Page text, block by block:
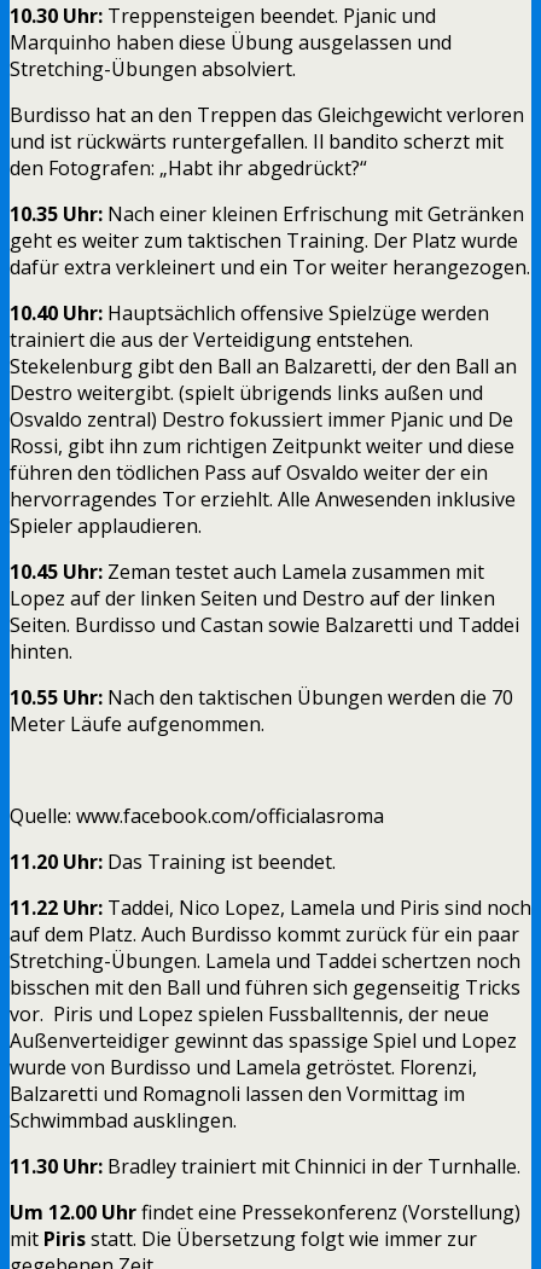
10.30 Uhr: Treppensteigen beendet. Pjanic und
Marquinho haben diese Übung ausgelassen und
Stretching-Übungen absolviert.
Burdisso hat an den Treppen das Gleichgewicht verloren
und ist rückwärts runtergefallen. Il bandito scherzt mit
den Fotografen: „Habt ihr abgedrückt?“
10.35 Uhr: Nach einer kleinen Erfrischung mit Getränken
geht es weiter zum taktischen Training. Der Platz wurde
dafür extra verkleinert und ein Tor weiter herangezogen.
10.40 Uhr: Hauptsächlich offensive Spielzüge werden
trainiert die aus der Verteidigung entstehen.
Stekelenburg gibt den Ball an Balzaretti, der den Ball an
Destro weitergibt. (spielt übrigends links außen und
Osvaldo zentral) Destro fokussiert immer Pjanic und De
Rossi, gibt ihn zum richtigen Zeitpunkt weiter und diese
führen den tödlichen Pass auf Osvaldo weiter der ein
hervorragendes Tor erziehlt. Alle Anwesenden inklusive
Spieler applaudieren.
10.45 Uhr: Zeman testet auch Lamela zusammen mit
Lopez auf der linken Seiten und Destro auf der linken
Seiten. Burdisso und Castan sowie Balzaretti und Taddei
hinten.
10.55 Uhr: Nach den taktischen Übungen werden die 70
Meter Läufe aufgenommen.
Quelle: www.facebook.com/officialasroma
11.20 Uhr: Das Training ist beendet.
11.22 Uhr: Taddei, Nico Lopez, Lamela und Piris sind noch
auf dem Platz. Auch Burdisso kommt zurück für ein paar
Stretching-Übungen. Lamela und Taddei schertzen noch
bisschen mit den Ball und führen sich gegenseitig Tricks
vor. Piris und Lopez spielen Fussballtennis, der neue
Außenverteidiger gewinnt das spassige Spiel und Lopez
wurde von Burdisso und Lamela getröstet. Florenzi,
Balzaretti und Romagnoli lassen den Vormittag im
Schwimmbad ausklingen.
11.30 Uhr: Bradley trainiert mit Chinnici in der Turnhalle.
Um 12.00 Uhrfindet eine Pressekonferenz (Vorstellung)
mit Pirisstatt. Die Übersetzung folgt wie immer zur